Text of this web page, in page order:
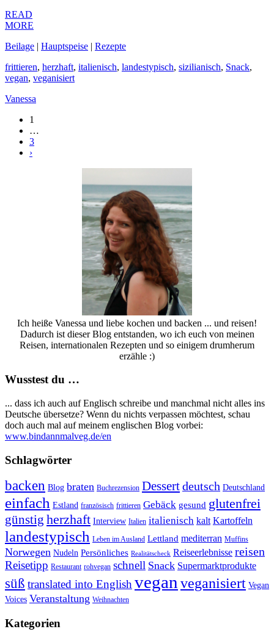
READ
MORE
Beilage | Hauptspeise | Rezepte
frittieren, herzhaft, italienisch, landestypisch, sizilianisch, Snack,
vegan, veganisiert
Vanessa
1
…
3
›
Ich heiße Vanessa und liebe kochen und backen ... und reisen!
Dadurch ist dieser Blog entstanden, wo ich euch von meinen
Reisen, internationalen Rezepten und so einigem drumherum
erzähle :)
Wusstest du …
... dass ich auch auf Englisch schreibe und manchmal nicht alles ins
Deutsche übersetze? Wenn du nichts verpassen möchtest, schau
doch auch mal auf meinem englischen Blog vorbei:
www.bindannmalveg.de/en
Schlagwörter
backen Blog braten Buchrezension Dessertdeutsch Deutschland
einfach Estland französisch frittieren Gebäck gesund glutenfrei
günstig herzhaft Interview Italien italienisch kalt Kartoffeln
landestypisch Leben im Ausland Lettland mediterran Muffins
Norwegen Nudeln Persönliches Realitätscheck Reiseerlebnisse reisen
Reisetipp Restaurant rohvegan schnell Snack Supermarktprodukte
süß translated into Englishvegan veganisiert Vegan
Voices Veranstaltung Weihnachten
Kategorien